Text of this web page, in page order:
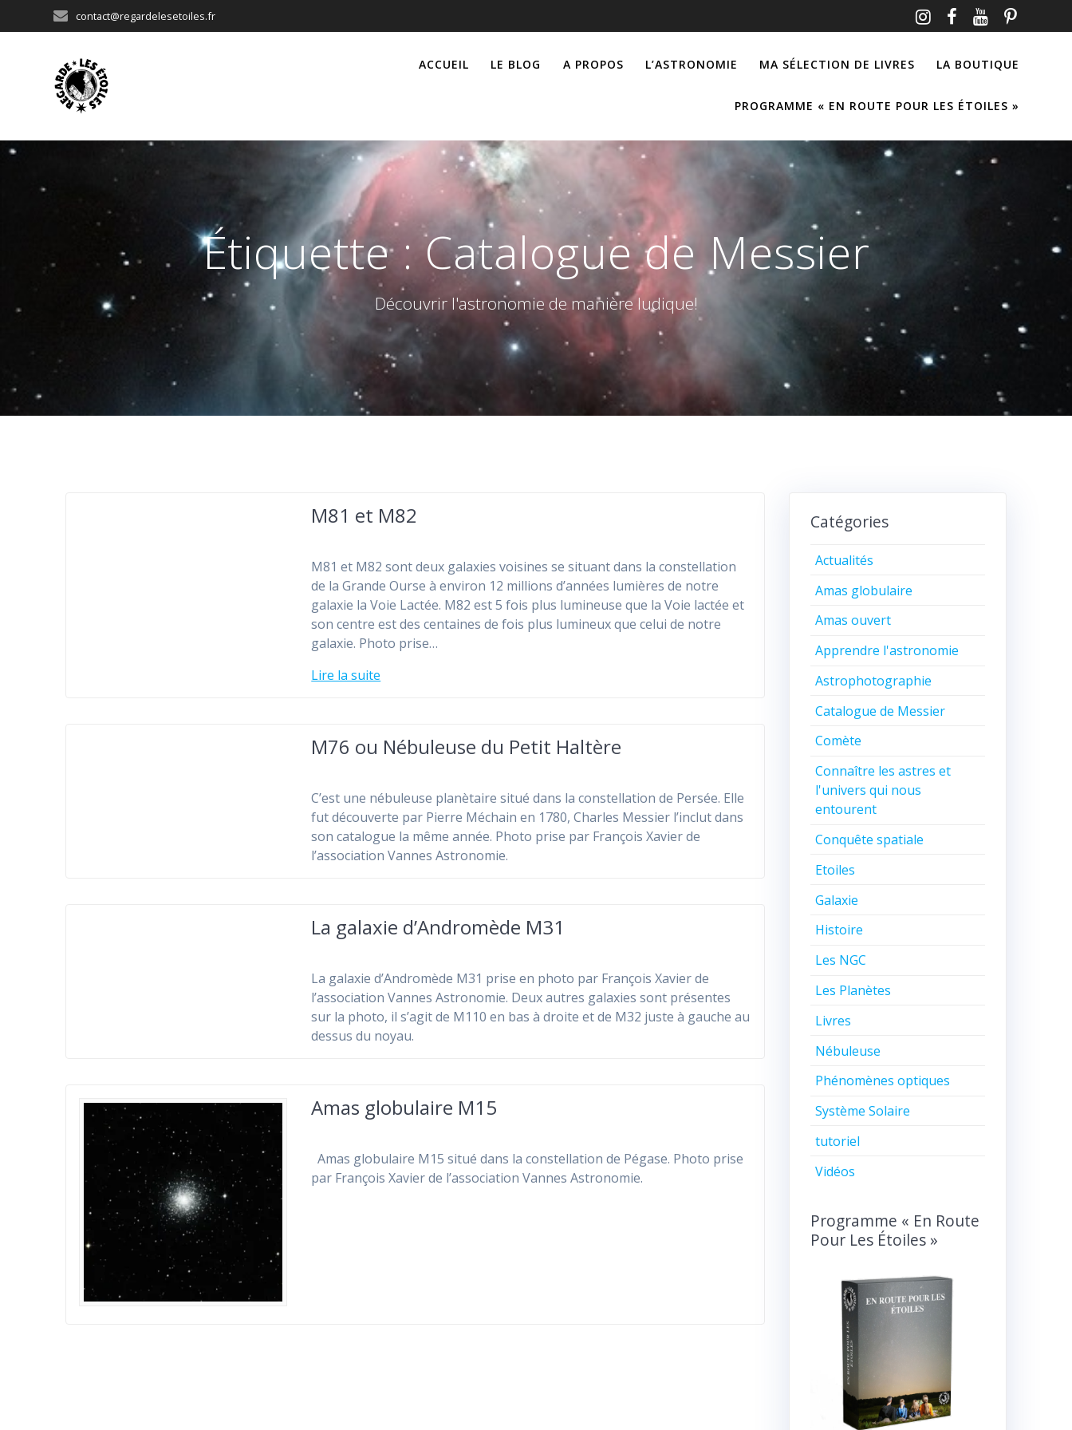
au
contact@regardelesetoiles.fr
ACCUEIL LE BLOG A PROPOS L’ASTRONOMIE MA SÉLECTION DE LIVRES LA BOUTIQUE
PROGRAMME « EN ROUTE POUR LES ÉTOILES »
Étiquette :Catalogue de Messier
Découvrir l'astronomie de manière ludique!
M81 et M82
M81 et M82 sont deux galaxies voisines se situant dans la constellation
de la Grande Ourse à environ 12 millions d’années lumières de notre
galaxie la Voie Lactée. M82 est 5 fois plus lumineuse que la Voie lactée et
son centre est des centaines de fois plus lumineux que celui de notre
galaxie. Photo prise…
Lire la suite
M76 ou Nébuleuse du Petit Haltère
C’est une nébuleuse planètaire situé dans la constellation de Persée. Elle
fut découverte par Pierre Méchain en 1780, Charles Messier l’inclut dans
son catalogue la même année. Photo prise par François Xavier de
l’association Vannes Astronomie.
La galaxie d’Andromède M31
La galaxie d’Andromède M31 prise en photo par François Xavier de
l’association Vannes Astronomie. Deux autres galaxies sont présentes
sur la photo, il s’agit de M110 en bas à droite et de M32 juste à gauche au
dessus du noyau.
Amas globulaire M15
Amas globulaire M15 situé dans la constellation de Pégase. Photo prise
par François Xavier de l’association Vannes Astronomie.
Catégories
Actualités
Amas globulaire
Amas ouvert
Apprendre l'astronomie
Astrophotographie
Catalogue de Messier
Comète
Connaître les astres et
l'univers qui nous
entourent
Conquête spatiale
Etoiles
Galaxie
Histoire
Les NGC
Les Planètes
Livres
Nébuleuse
Phénomènes optiques
Système Solaire
tutoriel
Vidéos
Programme « En Route
Pour Les Étoiles »